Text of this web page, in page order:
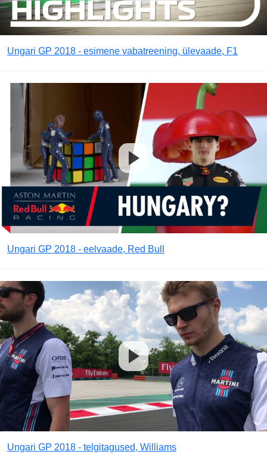
Ungari GP 2018 - esimene vabatreening, ülevaade, F1
Ungari GP 2018 - eelvaade, Red Bull
Ungari GP 2018 - telgitagused, Williams